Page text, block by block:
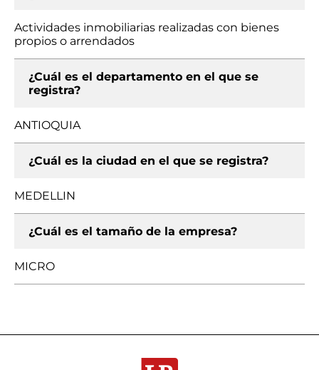
Actividades inmobiliarias realizadas con bienes
propios o arrendados
¿Cuál es el departamento en el que se
registra?
ANTIOQUIA
¿Cuál es la ciudad en el que se registra?
MEDELLIN
¿Cuál es el tamaño de la empresa?
MICRO